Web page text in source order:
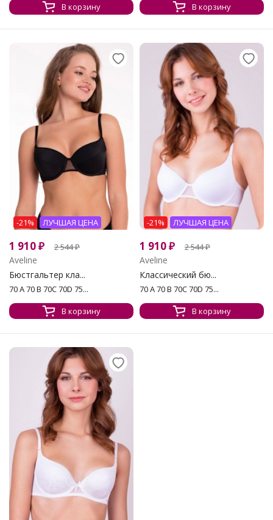
В корзину
В корзину
-21% ЛУЧШАЯ ЦЕНА
1 910₽ 2 544₽
Aveline
Бюстгальтер кла...
70 A 70 B 70C 70D 75...
В корзину
-21% ЛУЧШАЯ ЦЕНА
1 910₽ 2 544₽
Aveline
Классический бю...
70 A 70 B 70C 70D 75...
В корзину